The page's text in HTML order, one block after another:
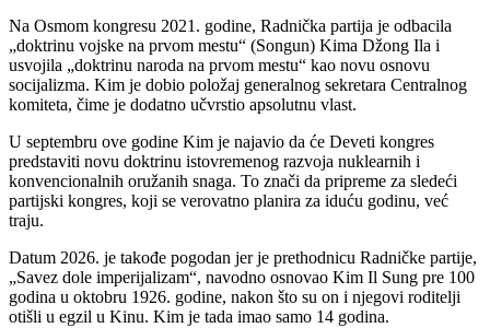
Na Osmom kongresu 2021. godine, Radnička partija je odbacila
„doktrinu vojske na prvom mestu“ (Songun) Kima Džong Ila i
usvojila „doktrinu naroda na prvom mestu“ kao novu osnovu
socijalizma. Kim je dobio položaj generalnog sekretara Centralnog
komiteta, čime je dodatno učvrstio apsolutnu vlast.
U septembru ove godine Kim je najavio da će Deveti kongres
predstaviti novu doktrinu istovremenog razvoja nuklearnih i
konvencionalnih oružanih snaga. To znači da pripreme za sledeći
partijski kongres, koji se verovatno planira za iduću godinu, već
traju.
Datum 2026. je takođe pogodan jer je prethodnicu Radničke partije,
„Savez dole imperijalizam“, navodno osnovao Kim Il Sung pre 100
godina u oktobru 1926. godine, nakon što su on i njegovi roditelji
otišli u egzil u Kinu. Kim je tada imao samo 14 godina.